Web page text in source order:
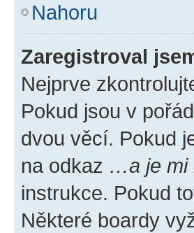
Nahoru
Zaregistroval
Nejprve
Pokud jsou v
dvou věcí. Pokud
na odkaz …a je mi
instrukce. Pokud
Některé boardy